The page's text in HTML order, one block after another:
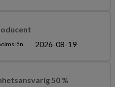
län 2026-08-19
50 %